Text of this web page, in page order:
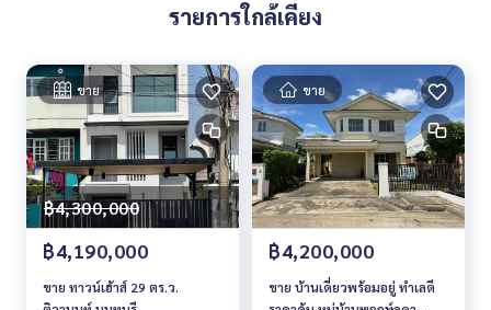
รายการใกล้เคียง
ขาย
฿4,300,000
฿4,190,000
ขาย ทาวน์เฮ้าส์ 29 ตร.ว.
ขาย
฿4,200,000
ขาย บ้านเดี่ยวพร้อมอยู่ ทำเลดี